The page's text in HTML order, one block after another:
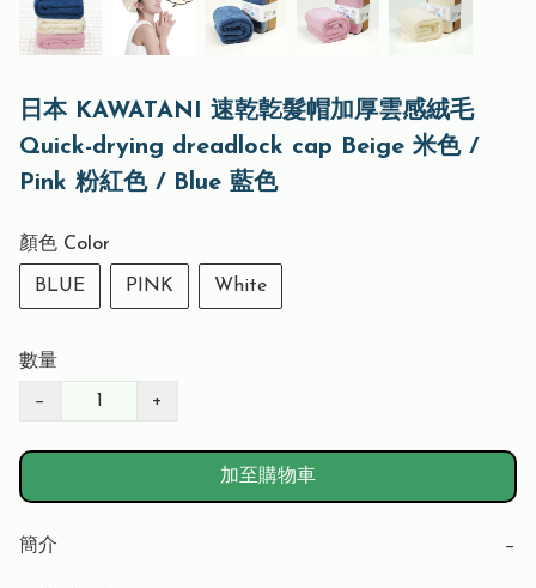
日本 KAWATANI 速乾亁髮帽加厚雲感絨毛
Quick-drying dreadlock cap Beige 米色 /
Pink 粉紅色 / Blue 藍色
顏色 Color
BLUE PINK White
數量
− +
加至購物車
簡介 −